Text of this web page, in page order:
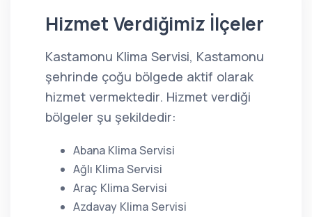
Hizmet Verdiğimiz İlçeler
Kastamonu Klima Servisi, Kastamonu
şehrinde çoğu bölgede aktif olarak
hizmet vermektedir. Hizmet verdiği
bölgeler şu şekildedir:
Abana Klima Servisi
Ağlı Klima Servisi
Araç Klima Servisi
Azdavay Klima Servisi